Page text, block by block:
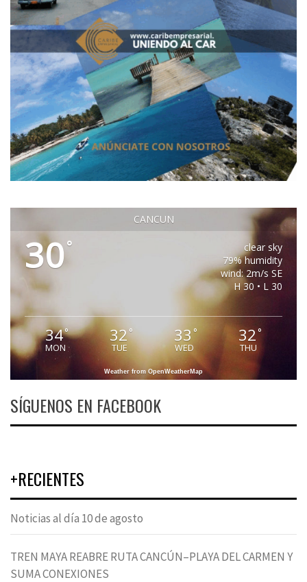
CANCUN
30°
clear sky
79% humidity
wind: 2m/s SE
H 30 • L 30
34°
MON
32°
TUE
33 °
WED
32°
THU
Weather from OpenWeatherMap
SÍGUENOS EN FACEBOOK
+RECIENTES
Noticias al día 10 de agosto
TREN MAYA REABRE RUTA CANCÚN–PLAYA DEL CARMEN Y
SUMA CONEXIONES